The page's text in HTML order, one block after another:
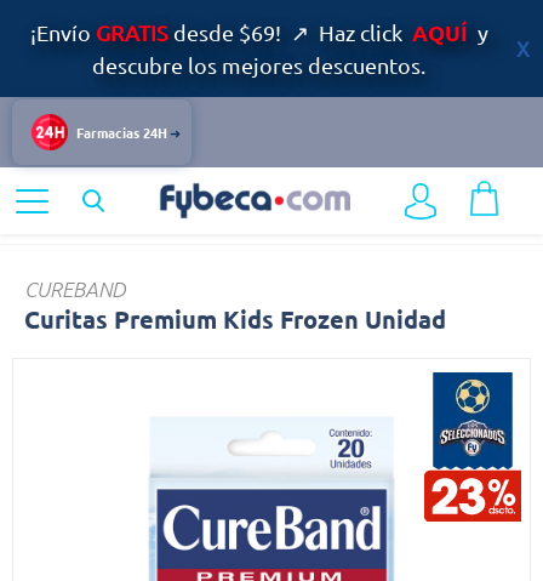
¡Envío GRATISdesde $69! ↗ Haz click AQUÍ y
descubre los mejores descuentos.
Farmacias 24H
Primeros auxilios
CUREBAND
Curitas Premium Kids Frozen Unidad